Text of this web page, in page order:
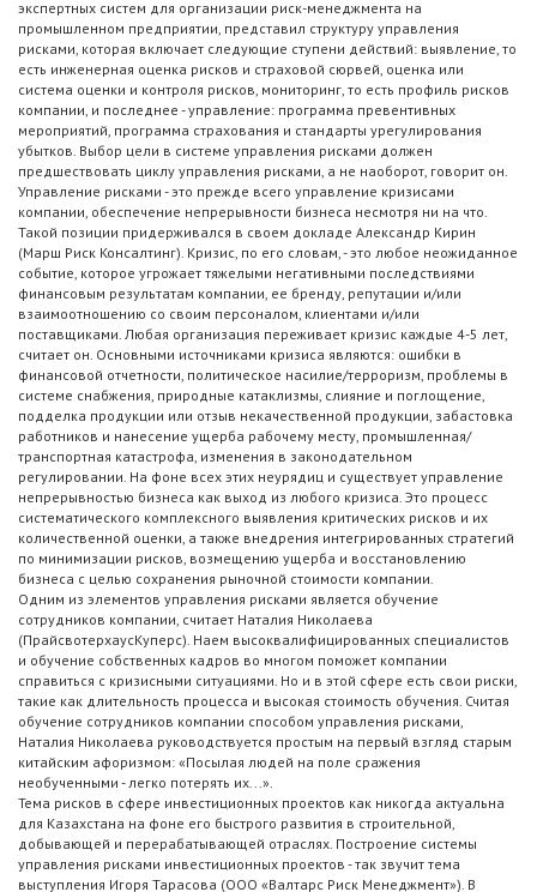
экспертных систем для организации риск-менеджмента на
промышленном предприятии, представил структуру управления
рисками, которая включает следующие ступени действий: выявление, то
есть инженерная оценка рисков и страховой сюрвей, оценка или
система оценки и контроля рисков, мониторинг, то есть профиль рисков
компании, и последнее - управление: программа превентивных
мероприятий, программа страхования и стандарты урегулирования
убытков. Выбор цели в системе управления рисками должен
предшествовать циклу управления рисками, а не наоборот, говорит он.
Управление рисками - это прежде всего управление кризисами
компании, обеспечение непрерывности бизнеса несмотря ни на что.
Такой позиции придерживался в своем докладе Александр Кирин
(Марш Риск Консалтинг). Кризис, по его словам, - это любое неожиданное
событие, которое угрожает тяжелыми негативными последствиями
финансовым результатам компании, ее бренду, репутации и/или
взаимоотношению со своим персоналом, клиентами и/или
поставщиками. Любая организация переживает кризис каждые 4-5 лет,
считает он. Основными источниками кризиса являются: ошибки в
финансовой отчетности, политическое насилие/терроризм, проблемы в
системе снабжения, природные катаклизмы, слияние и поглощение,
подделка продукции или отзыв некачественной продукции, забастовка
работников и нанесение ущерба рабочему месту, промышленная/
транспортная катастрофа, изменения в законодательном
регулировании. На фоне всех этих неурядиц и существует управление
непрерывностью бизнеса как выход из любого кризиса. Это процесс
систематического комплексного выявления критических рисков и их
количественной оценки, а также внедрения интегрированных стратегий
по минимизации рисков, возмещению ущерба и восстановлению
бизнеса с целью сохранения рыночной стоимости компании.
Одним из элементов управления рисками является обучение
сотрудников компании, считает Наталия Николаева
(ПрайсвотерхаусКуперс). Наем высоквалифицированных специалистов
и обучение собственных кадров во многом поможет компании
справиться с кризисными ситуациями. Но и в этой сфере есть свои риски,
такие как длительность процесса и высокая стоимость обучения. Считая
обучение сотрудников компании способом управления рисками,
Наталия Николаева руководствуется простым на первый взгляд старым
китайским афоризмом: «Посылая людей на поле сражения
необученными - легко потерять их...».
Тема рисков в сфере инвестиционных проектов как никогда актуальна
для Казахстана на фоне его быстрого развития в строительной,
добывающей и перерабатывающей отраслях. Построение системы
управления рисками инвестиционных проектов - так звучит тема
выступления Игоря Тарасова (ООО «Валтарс Риск Менеджмент»). В